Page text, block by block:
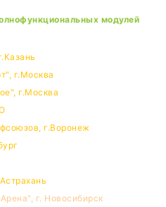
модулей
г.Москва
г.Москва
г.Воронеж
г. Новосибирск